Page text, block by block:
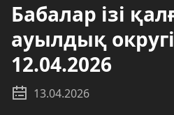
Бабалар ізі
ауылдық
12.04.2026
13.04.2026